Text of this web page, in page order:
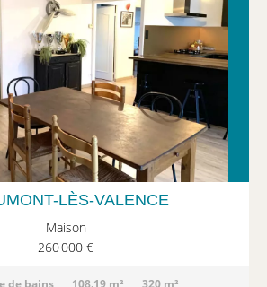
LÈS-VALENCE
Maison
260 000 €